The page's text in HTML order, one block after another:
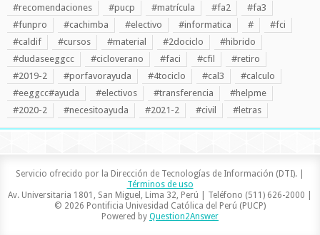
#recomendaciones
#pucp #matrícula #fa2
#fa3
#funpro
#cachimba #electivo #informatica #
#fci
#caldif
#cursos #material #2dociclo
#hibrido
#dudaseeggcc
#cicloverano #faci #cfil
#retiro
#2019-2
#porfavorayuda #4tociclo #cal3
#calculo
#eeggcc#ayuda
#electivos #transferencia
#helpme
#2020-2
#necesitoayuda #2021-2 #civil #letras
Servicio ofrecido por la Dirección de Tecnologías de Información (DTI). |
Términos de uso
Av. Universitaria 1801, San Miguel, Lima 32, Perú | Teléfono (511) 626-2000 |
© 2026 Pontificia Univesidad Católica del Perú (PUCP)
Powered by Question2Answer